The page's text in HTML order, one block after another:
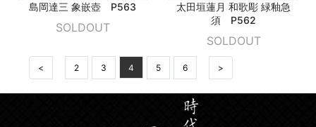
島岡達三 象嵌壺 P563
SOLDOUT
太田垣蓮月 和歌彫 緑釉急
須 P562
SOLDOUT
< 2 3 4 5 6 >